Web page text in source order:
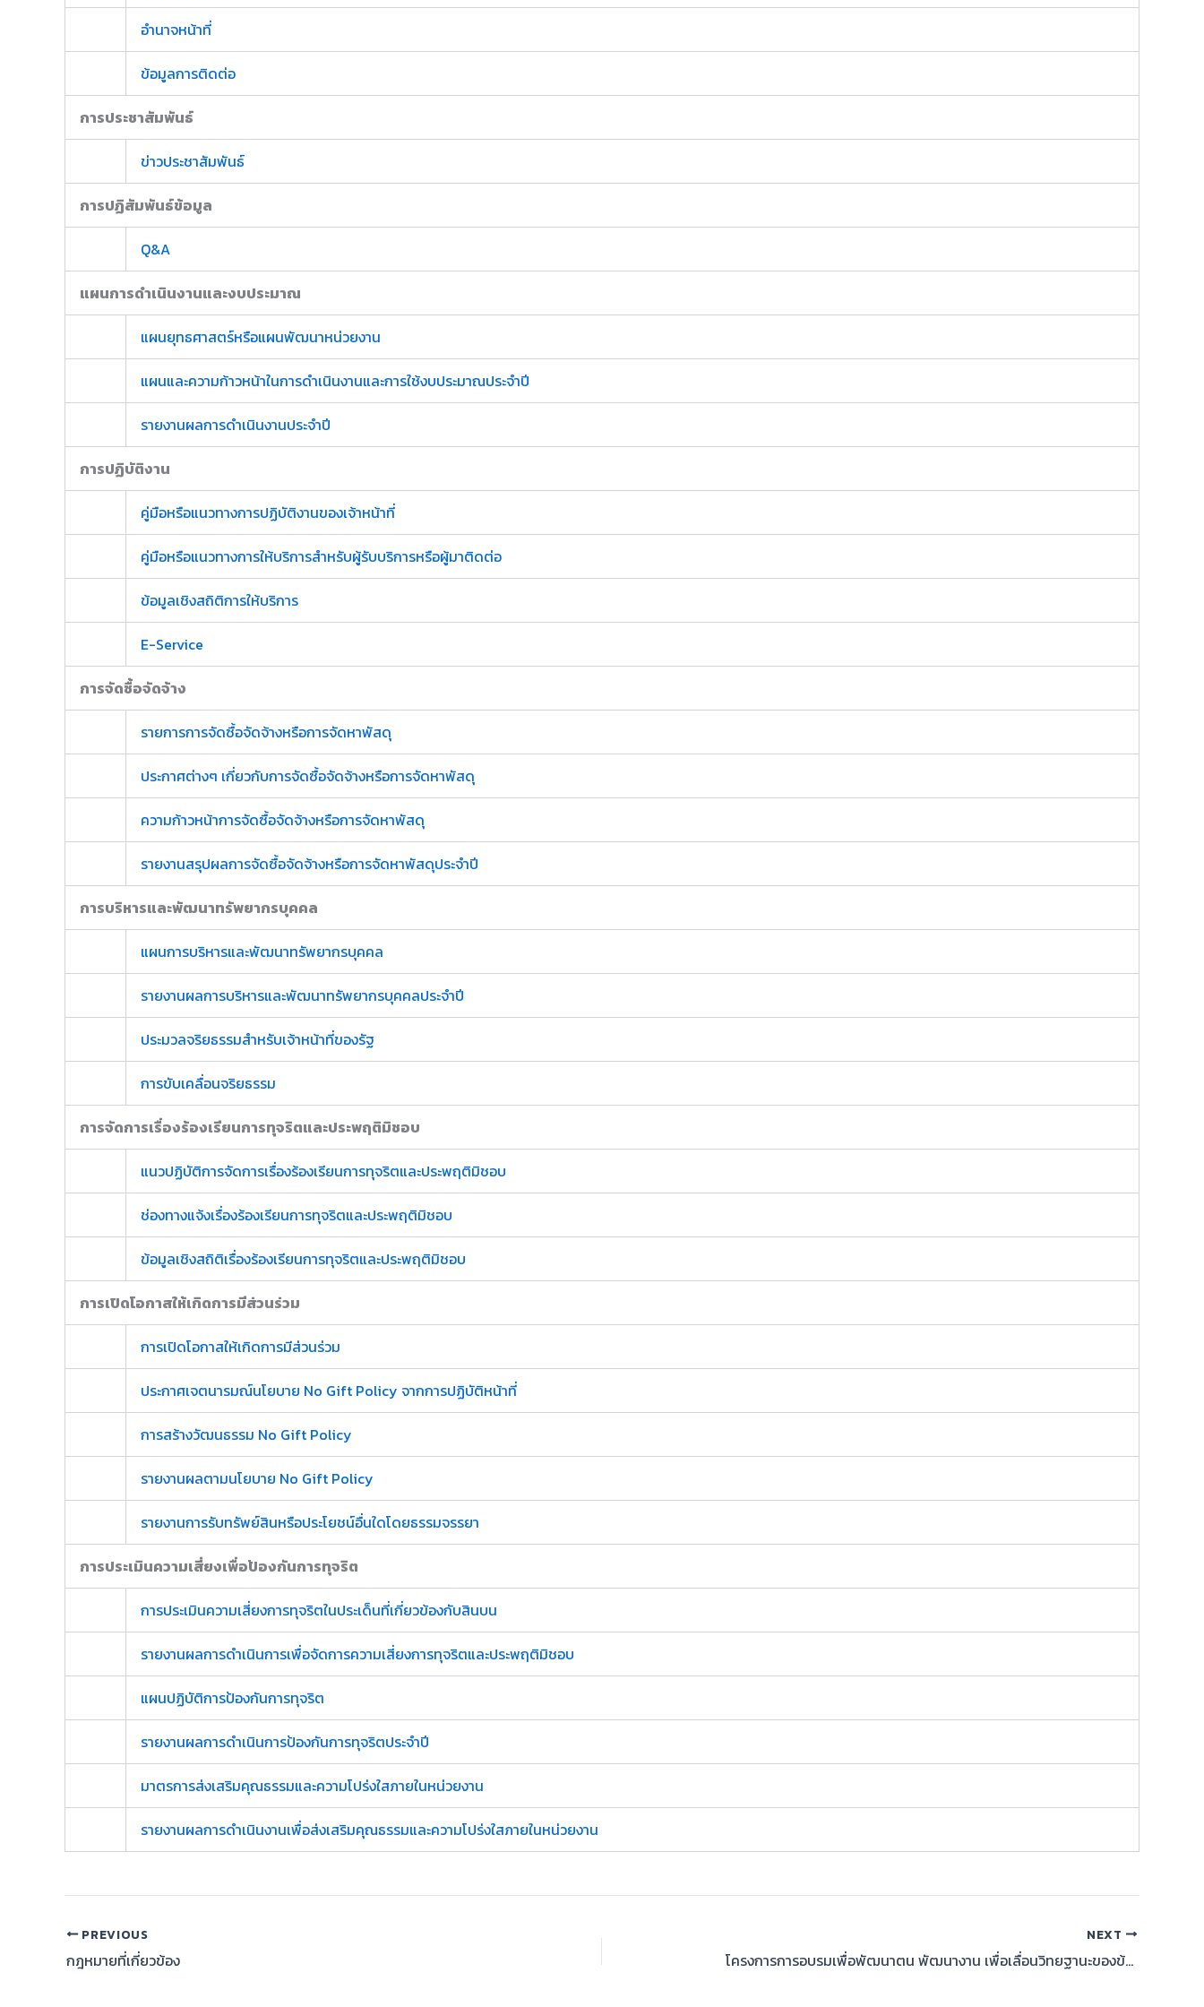
อำนาจหน้าที่
ข้อมูลการติดต่อ
การประชาสัมพันธ์
ข่าวประชาสัมพันธ์
การปฏิสัมพันธ์ข้อมูล
Q&A
แผนการดำเนินงานและงบประมาณ
แผนยุทธศาสตร์หรือแผนพัฒนาหน่วยงาน
แผนและความก้าวหน้าในการดำเนินงานและการใช้งบประมาณประจำปี
รายงานผลการดำเนินงานประจำปี
การปฏิบัติงาน
คู่มือหรือแนวทางการปฏิบัติงานของเจ้าหน้าที่
คู่มือหรือแนวทางการให้บริการสำหรับผู้รับบริการหรือผู้มาติดต่อ
ข้อมูลเชิงสถิติการให้บริการ
E-Service
การจัดซื้อจัดจ้าง
รายการการจัดซื้อจัดจ้างหรือการจัดหาพัสดุ
ประกาศต่างๆ เกี่ยวกับการจัดซื้อจัดจ้างหรือการจัดหาพัสดุ
ความก้าวหน้าการจัดซื้อจัดจ้างหรือการจัดหาพัสดุ
รายงานสรุปผลการจัดซื้อจัดจ้างหรือการจัดหาพัสดุประจำปี
การบริหารและพัฒนาทรัพยากรบุคคล
แผนการบริหารและพัฒนาทรัพยากรบุคคล
รายงานผลการบริหารและพัฒนาทรัพยากรบุคคลประจำปี
ประมวลจริยธรรมสำหรับเจ้าหน้าที่ของรัฐ
การขับเคลื่อนจริยธรรม
การจัดการเรื่องร้องเรียนการทุจริตและประพฤติมิชอบ
แนวปฏิบัติการจัดการเรื่องร้องเรียนการทุจริตและประพฤติมิชอบ
ช่องทางแจ้งเรื่องร้องเรียนการทุจริตและประพฤติมิชอบ
ข้อมูลเชิงสถิติเรื่องร้องเรียนการทุจริตและประพฤติมิชอบ
การเปิดโอกาสให้เกิดการมีส่วนร่วม
การเปิดโอกาสให้เกิดการมีส่วนร่วม
ประกาศเจตนารมณ์นโยบาย No Gift Policy จากการปฏิบัติหน้าที่
การสร้างวัฒนธรรม No Gift Policy
รายงานผลตามนโยบาย No Gift Policy
รายงานการรับทรัพย์สินหรือประโยชน์อื่นใดโดยธรรมจรรยา
การประเมินความเสี่ยงเพื่อป้องกันการทุจริต
การประเมินความเสี่ยงการทุจริตในประเด็นที่เกี่ยวข้องกับสินบน
รายงานผลการดำเนินการเพื่อจัดการความเสี่ยงการทุจริตและประพฤติมิชอบ
แผนปฏิบัติการป้องกันการทุจริต
รายงานผลการดำเนินการป้องกันการทุจริตประจำปี
มาตรการส่งเสริมคุณธรรมและความโปร่งใสภายในหน่วยงาน
รายงานผลการดำเนินงานเพื่อส่งเสริมคุณธรรมและความโปร่งใสภายในหน่วยงาน
PREVIOUS
กฎหมายที่เกี่ยวข้อง
NEXT
โครงการการอบรมเพื่อพัฒนาตน พัฒนางาน เพื่อเลื่อนวิทยฐานะของข้าราชการครู อำเภอโกรกพระ